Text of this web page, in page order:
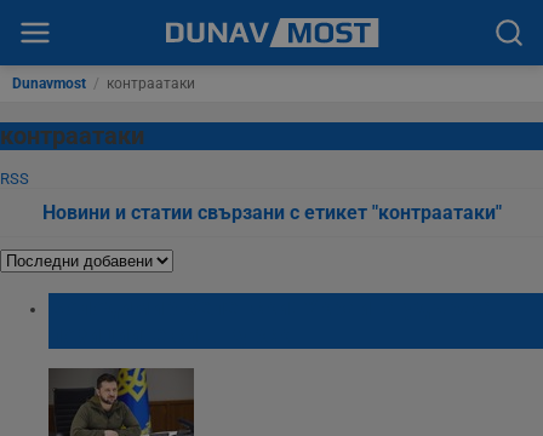
Dunavmost / контраатаки
контраатаки
RSS
Новини и статии свързани с етикет "контраатаки"